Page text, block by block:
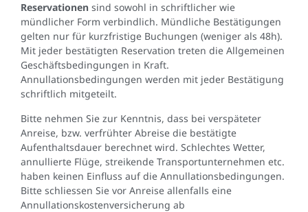
Reservationen sind sowohl in schriftlicher wie
mündlicher Form verbindlich. Mündliche Bestätigungen
gelten nur für kurzfristige Buchungen (weniger als 48h).
Mit jeder bestätigten Reservation treten die Allgemeinen
Geschäftsbedingungen in Kraft.
Annullationsbedingungen werden mit jeder Bestätigung
schriftlich mitgeteilt.
Bitte nehmen Sie zur Kenntnis, dass bei verspäteter
Anreise, bzw. verfrühter Abreise die bestätigte
Aufenthaltsdauer berechnet wird. Schlechtes Wetter,
annullierte Flüge, streikende Transportunternehmen etc.
haben keinen Einfluss auf die Annullationsbedingungen.
Bitte schliessen Sie vor Anreise allenfalls eine
Annullationskostenversicherung ab